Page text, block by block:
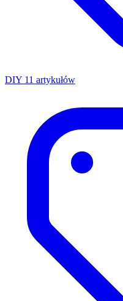
DIY 11 artykułów